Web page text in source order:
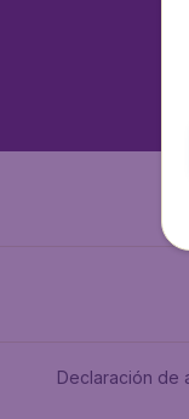
Declaración de